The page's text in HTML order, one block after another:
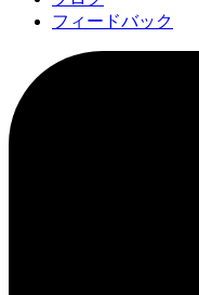
フィードバック